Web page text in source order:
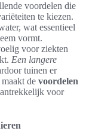
voordelen die
te kiezen.
wat essentieel
vormt.
voor ziekten
Een langere
tuinen er
de voordelen
voor